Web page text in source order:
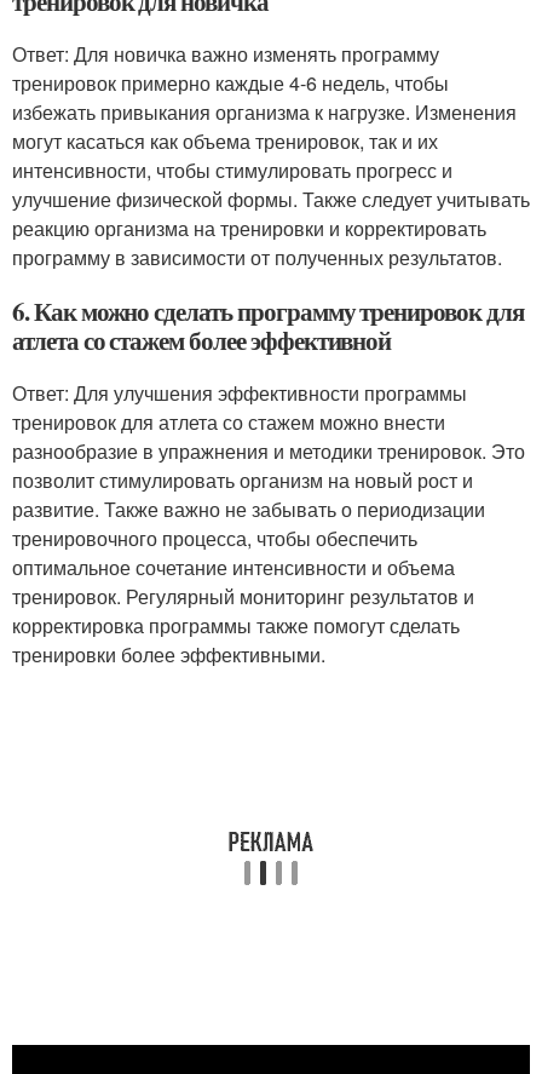
Ответ: Для новичка важно изменять программу
тренировок примерно каждые 4-6 недель, чтобы
избежать привыкания организма к нагрузке. Изменения
могут касаться как объема тренировок, так и их
интенсивности, чтобы стимулировать прогресс и
улучшение физической формы. Также следует учитывать
реакцию организма на тренировки и корректировать
программу в зависимости от полученных результатов.
6. Как можно сделать программу тренировок для
атлета со стажем более эффективной
Ответ: Для улучшения эффективности программы
тренировок для атлета со стажем можно внести
разнообразие в упражнения и методики тренировок. Это
позволит стимулировать организм на новый рост и
развитие. Также важно не забывать о периодизации
тренировочного процесса, чтобы обеспечить
оптимальное сочетание интенсивности и объема
тренировок. Регулярный мониторинг результатов и
корректировка программы также помогут сделать
тренировки более эффективными.